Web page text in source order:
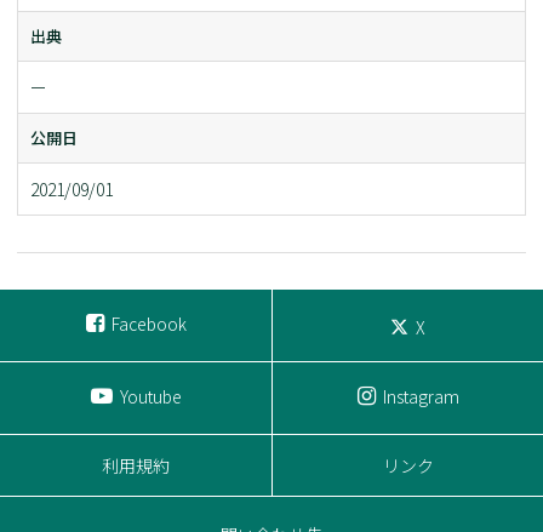
出典
ー
公開日
2021/09/01
Facebook X
Youtube Instagram
利用規約 リンク